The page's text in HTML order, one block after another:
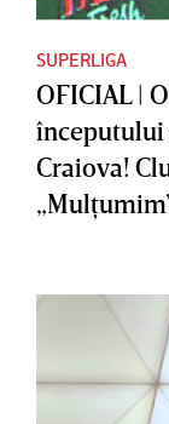
SUPERLIGA
OFICIAL |
începutului
Craiova!